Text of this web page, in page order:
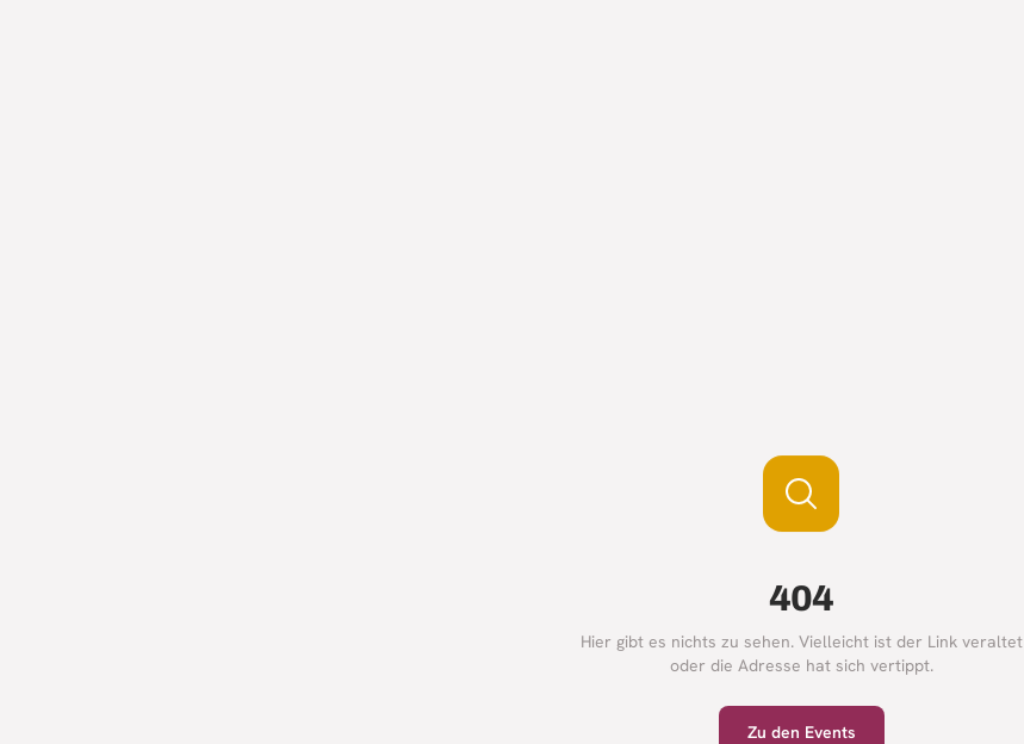
404
Hier gibt es nichts zu sehen. Vielleicht ist der Link veraltet
oder die Adresse hat sich vertippt.
Zu den Events